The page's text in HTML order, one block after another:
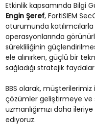
Etkinlik kapsamında Bilgi
Engin Şeref, FortiSIEM
oturumunda
operasyonlarında
sürekliliğinin
ele alınırken, güçlü bir
sağladığı stratejik
BBS olarak,
çözümler geliştirmeye ve
uzmanlığımızı daha
ediyoruz.